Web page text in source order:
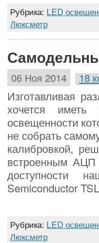
Рубрика: LED
Люксметр
06 Ноя 2014 18
Изготавливая
хочется
освещенности
не собрать
калибровкой,
встроенным
доступности
Semiconductor
Рубрика: LED
Люксметр